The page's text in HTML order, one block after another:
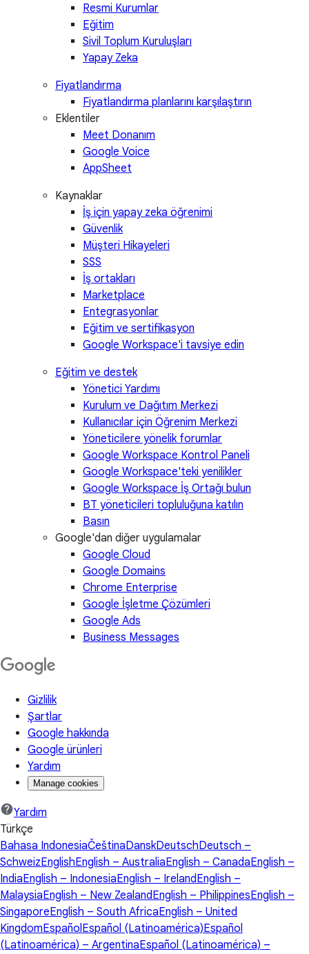
Resmi Kurumlar
Eğitim
Sivil Toplum Kuruluşları
Yapay Zeka
Fiyatlandırma
Fiyatlandırma planlarını karşılaştırın
Eklentiler
Meet Donanım
Google Voice
AppSheet
Kaynaklar
İş için yapay zeka öğrenimi
Güvenlik
Müşteri Hikayeleri
SSS
İş ortakları
Marketplace
Entegrasyonlar
Eğitim ve sertifikasyon
Google Workspace'i tavsiye edin
Eğitim ve destek
Yönetici Yardımı
Kurulum ve Dağıtım Merkezi
Kullanıcılar için Öğrenim Merkezi
Yöneticilere yönelik forumlar
Google Workspace Kontrol Paneli
Google Workspace'teki yenilikler
Google Workspace İş Ortağı bulun
BT yöneticileri topluluğuna katılın
Basın
Google'dan diğer uygulamalar
Google Cloud
Google Domains
Chrome Enterprise
Google İşletme Çözümleri
Google Ads
Business Messages
Gizlilik
Şartlar
Google hakkında
Google ürünleri
Yardım
Manage cookies
Yardım
Türkçe
Bahasa IndonesiaČeštinaDanskDeutschDeutsch –
SchweizEnglishEnglish – AustraliaEnglish – CanadaEnglish –
IndiaEnglish – IndonesiaEnglish – IrelandEnglish –
MalaysiaEnglish – New ZealandEnglish – PhilippinesEnglish –
SingaporeEnglish – South AfricaEnglish – United
KingdomEspañolEspañol (Latinoamérica)Español
(Latinoamérica) – ArgentinaEspañol (Latinoamérica) –